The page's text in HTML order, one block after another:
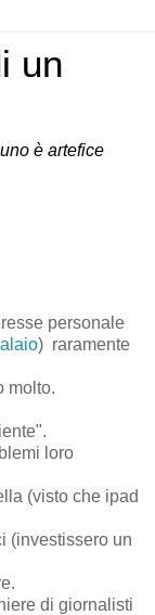
un
è artefice
personale
) raramente
molto.
loro
(visto che ipad
(investissero un
di giornalisti